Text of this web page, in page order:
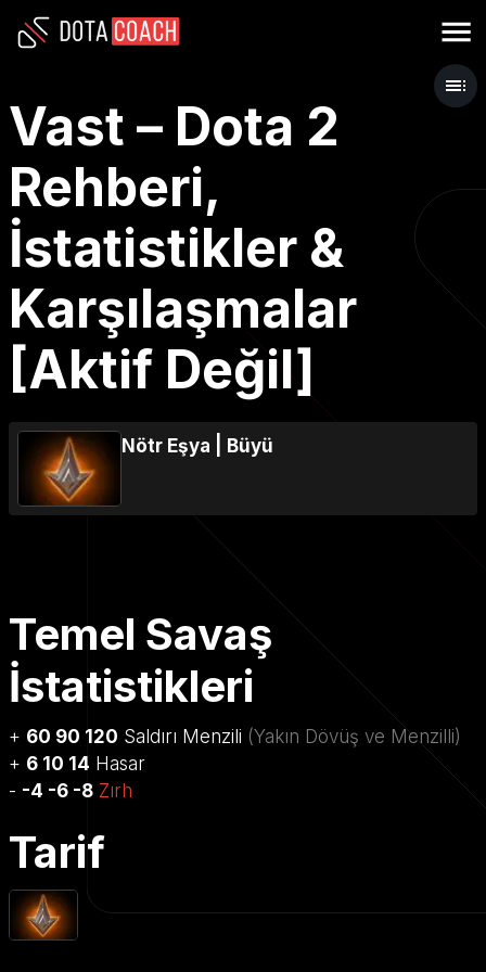
Vast – Dota 2
Rehberi,
İstatistikler &
Karşılaşmalar
[Aktif Değil]
Nötr Eşya Büyü
Temel Savaş
İstatistikleri
+ 60 90 120 Saldırı Menzili (Yakın Dövüş ve Menzilli)
+ 6 10 14 Hasar
- -4 -6 -8 Zırh
Tarif